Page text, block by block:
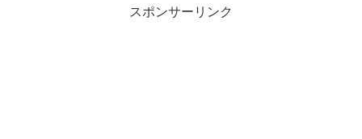
スポンサーリンク